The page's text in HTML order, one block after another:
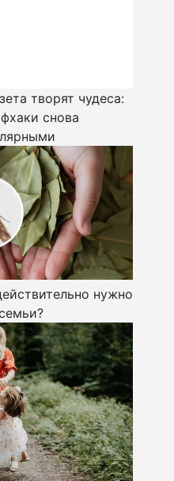
творят чудеса:
снова
нужно